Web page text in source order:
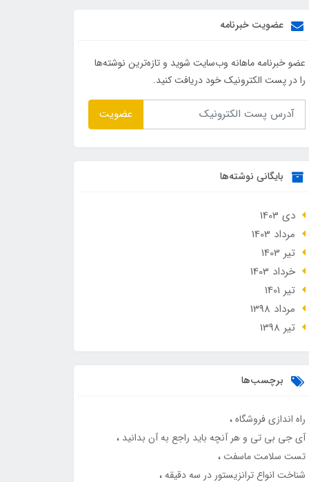
عضویت خبرنامه
عضو خبرنامه ماهانه وب‌سایت شوید و تازه‌ترین نوشته‌ها
را در پست الکترونیک خود دریافت کنید.
عضویت
بایگانی نوشته‌ها
دی 1403
مرداد 1403
تير 1403
خرداد 1403
تير 1401
مرداد 1398
تير 1398
برچسب‌ها
راه اندازی فروشگاه
آی جی بی تی و هر آنچه باید راجع به آن بدانید
تست سلامت ماسفت
شناخت انواع ترانزیستور در سه دقیقه